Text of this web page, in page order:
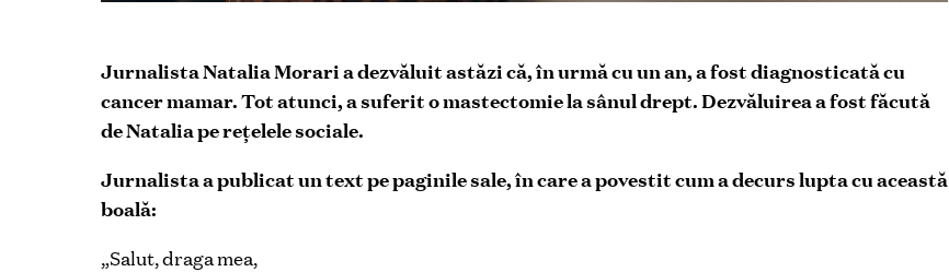
Jurnalista Natalia Morari a dezvăluit astăzi că, în urmă cu un an, a fost diagnosticată cu
cancer mamar. Tot atunci, a suferit o mastectomie la sânul drept. Dezvăluirea a fost făcută
de Natalia pe rețelele sociale.
Jurnalista a publicat un text pe paginile sale, în care a povestit cum a decurs lupta cu această
boală:
„Salut, draga mea,